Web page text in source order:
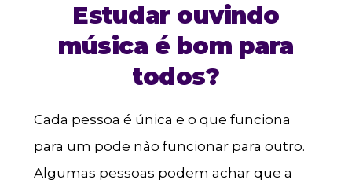
Estudar ouvindo
música é bom para
todos?
Cada pessoa é única e o que funciona
para um pode não funcionar para outro.
Algumas pessoas podem achar que a